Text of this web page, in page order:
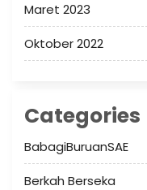
Maret 2023
Oktober 2022
Categories
BabagiBuruanSAE
Berkah Berseka